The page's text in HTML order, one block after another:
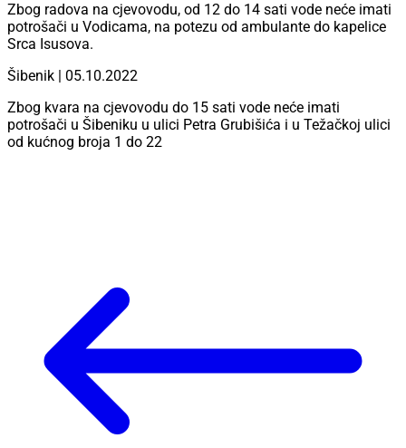
Zbog radova na cjevovodu, od 12 do 14 sati vode neće imati
potrošači u Vodicama, na potezu od ambulante do kapelice
Srca Isusova.
Šibenik | 05.10.2022
Zbog kvara na cjevovodu do 15 sati vode neće imati
potrošači u Šibeniku u ulici Petra Grubišića i u Težačkoj ulici
od kućnog broja 1 do 22